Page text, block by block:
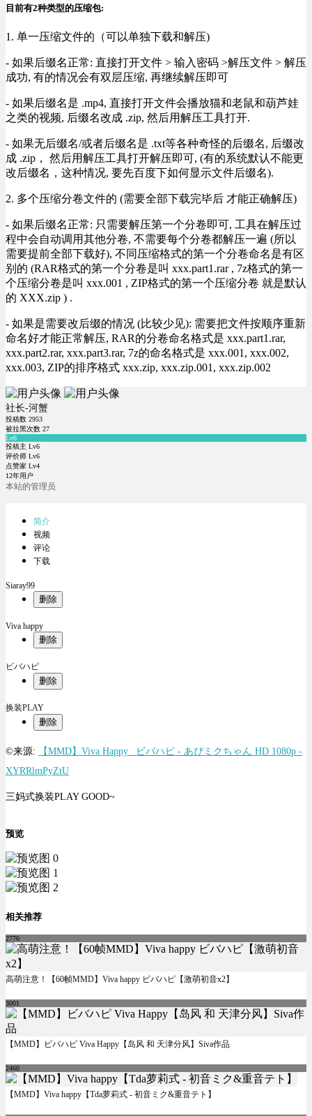
目前有2种类型的压缩包:
1. 单一压缩文件的（可以单独下载和解压)
- 如果后缀名正常: 直接打开文件 > 输入密码 >解压文件 > 解压
成功, 有的情况会有双层压缩, 再继续解压即可
- 如果后缀名是 .mp4, 直接打开文件会播放猫和老鼠和葫芦娃
之类的视频, 后缀名改成 .zip, 然后用解压工具打开.
- 如果无后缀名/或者后缀名是 .txt等各种奇怪的后缀名, 后缀改
成 .zip， 然后用解压工具打开解压即可, (有的系统默认不能更
改后缀名，这种情况, 要先百度下如何显示文件后缀名).
2. 多个压缩分卷文件的 (需要全部下载完毕后 才能正确解压)
- 如果后缀名正常: 只需要解压第一个分卷即可, 工具在解压过
程中会自动调用其他分卷, 不需要每个分卷都解压一遍 (所以
需要提前全部下载好), 不同压缩格式的第一个分卷命名是有区
别的 (RAR格式的第一个分卷是叫 xxx.part1.rar , 7z格式的第一
个压缩分卷是叫 xxx.001 , ZIP格式的第一个压缩分卷 就是默认
的 XXX.zip ) .
- 如果是需要改后缀的情况 (比较少见): 需要把文件按顺序重新
命名好才能正常解压, RAR的分卷命名格式是 xxx.part1.rar,
xxx.part2.rar, xxx.part3.rar, 7z的命名格式是 xxx.001, xxx.002,
xxx.003, ZIP的排序格式 xxx.zip, xxx.zip.001, xxx.zip.002
社长-河蟹
投稿数 2953
被拉黑次数 27
Lv6
投稿主 Lv6
评价师 Lv6
点赞家 Lv4
12年用户
本站的管理员
简介
视频
评论
下载
Siaray99
删除
Viva happy
删除
ビバハピ
删除
换装PLAY
删除
©来源:
【MMD】Viva Happy_ ビバハピ - あぴミクちゃん HD 1080p -
XYRRlmPyZtU
三妈式换装PLAY GOOD~
预览
相关推荐
2776
高萌注意！【60帧MMD】Viva happy ビバハピ【激萌初音x2】
3001
【MMD】ビバハピ Viva Happy【岛风 和 天津分风】Siva作品
2460
【MMD】Viva happy【Tda萝莉式 - 初音ミク&重音テト】